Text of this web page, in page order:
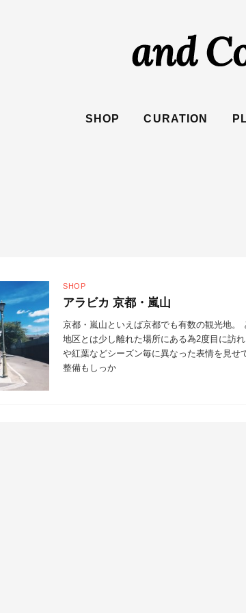
SHOP CURATION
SHOP
アラビカ 京都・嵐山
京都・嵐山といえば京都でも有数の観光地。
地区とは少し離れた場所にある為2度目に訪
や紅葉などシーズン毎に異なった表情を見せ
整備もしっか